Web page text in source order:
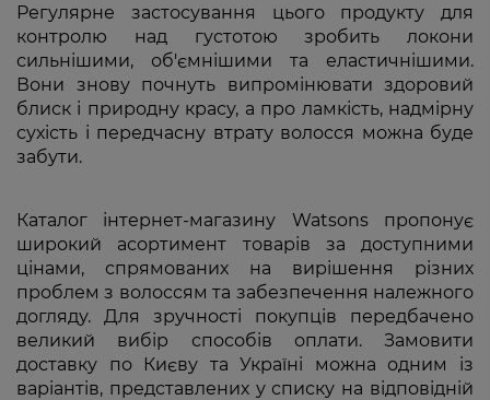
Регулярне застосування цього продукту для
контролю над густотою зробить локони
сильнішими, об'ємнішими та еластичнішими.
Вони знову почнуть випромінювати здоровий
блиск і природну красу, а про ламкість, надмірну
сухість і передчасну втрату волосся можна буде
забути.
Каталог інтернет-магазину Watsons пропонує
широкий асортимент товарів за доступними
цінами, спрямованих на вирішення різних
проблем з волоссям та забезпечення належного
догляду. Для зручності покупців передбачено
великий вибір способів оплати. Замовити
доставку по Києву та Україні можна одним із
варіантів, представлених у списку на відповідній